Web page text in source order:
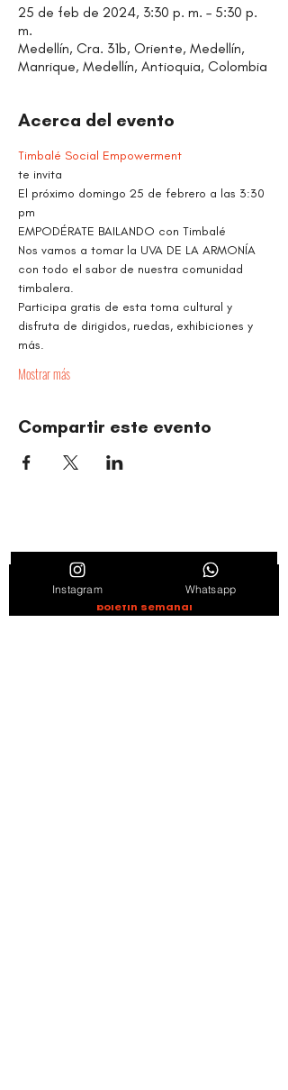
25 de feb de 2024, 3:30 p. m. – 5:30 p.
m.
Medellín, Cra. 31b, Oriente, Medellín,
Manrique, Medellín, Antioquia, Colombia
Acerca del evento
Timbalé Social Empowerment
te invita
El próximo domingo 25 de febrero a las 3:30
pm
EMPODÉRATE BAILANDO con Timbalé
Nos vamos a tomar la UVA DE LA ARMONÍA
con todo el sabor de nuestra comunidad
timbalera.
Participa gratis de esta toma cultural y
disfruta de dirigidos, ruedas, exhibiciones y
más.
Mostrar más
Compartir este evento
liderazgo y comunidad.
Entérate de novedades, noticias y
promociones suscribiéndote en nuestro
boletín semanal
Instagram Whatsapp